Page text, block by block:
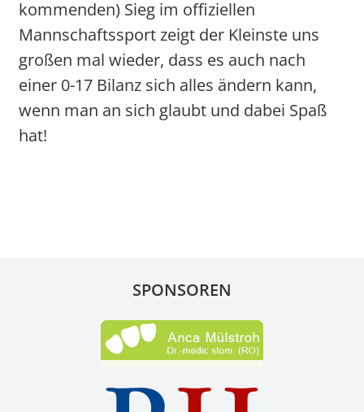
kommenden) Sieg im offiziellen
Mannschaftssport zeigt der Kleinste uns
großen mal wieder, dass es auch nach
einer 0-17 Bilanz sich alles ändern kann,
wenn man an sich glaubt und dabei Spaß
hat!
SPONSOREN